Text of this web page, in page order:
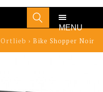
MENU
Ortlieb › Bike Shopper Noir